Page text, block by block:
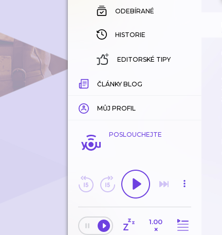
ODEBÍRANÉ
HISTORIE
EDITORSKÉ TIPY
ČLÁNKY BLOG
MŮJ PROFIL
POSLOUCHEJTE
1.00
×